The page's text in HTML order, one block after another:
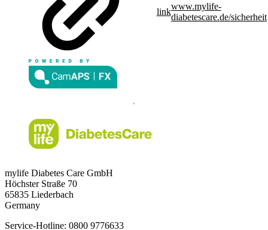
link
www.mylife-
diabetescare.de/sicherheit
mylife Diabetes Care GmbH
Höchster Straße 70
65835 Liederbach
Germany
Service-Hotline: 0800 9776633